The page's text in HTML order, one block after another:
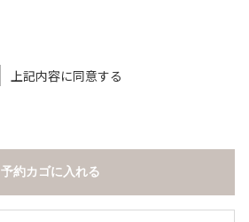
上記内容に同意する
予約カゴに入れる